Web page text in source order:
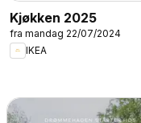
Kjøkken 2025
fra mandag 22/07/2024
IKEA